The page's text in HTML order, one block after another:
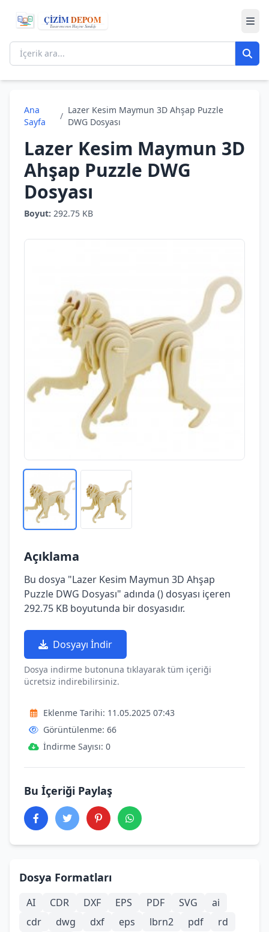
Dosya Formatları
AI CDR DXF EPS PDF SVG
ai
cdr
dwg dxf eps lbrn2 pdf
rd
Ana
Sayfa
/
Lazer Kesim Maymun 3D Ahşap Puzzle
DWG Dosyası
Lazer Kesim Maymun 3D
Ahşap Puzzle DWG
Dosyası
Boyut: 292.75 KB
Açıklama
Bu dosya "Lazer Kesim Maymun 3D Ahşap
Puzzle DWG Dosyası" adında () dosyası içeren
292.75 KB boyutunda bir dosyasıdır.
Dosyayı İndir
Dosya indirme butonuna tıklayarak tüm içeriği
ücretsiz indirebilirsiniz.
Eklenme Tarihi: 11.05.2025 07:43
Görüntülenme: 66
İndirme Sayısı: 0
Bu İçeriği Paylaş